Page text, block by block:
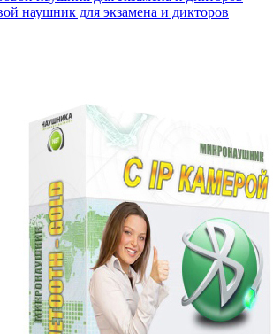
наушник для экзамена и дикторов